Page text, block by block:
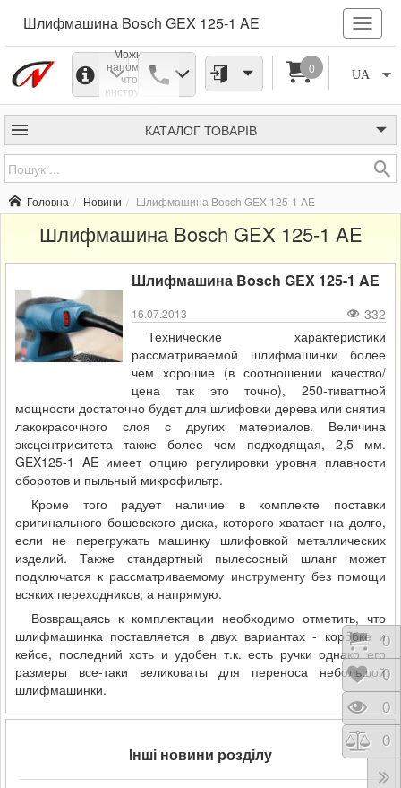
Шлифмашина Bosch GEX 125-1 AE
Можно не
напоминать,
что все
инструменты
"Bosch"
являются
одними из
самих удобных
и надежных, не
шлифовальная
GEX125-1 AE,
уже успевшая
полюбиться
людям
строительным
и ремонтным
делом.
UA
0
КАТАЛОГ ТОВАРІВ
Головна Новини Шлифмашина Bosch GEX 125-1 AE
Шлифмашина Bosch GEX 125-1 AE
Шлифмашина Bosch GEX 125-1 AE
16.07.2013
332
Технические характеристики
рассматриваемой шлифмашинки более
чем хорошие (в соотношении качество/
цена так это точно), 250-тиваттной
мощности достаточно будет для шлифовки дерева или снятия
лакокрасочного слоя с других материалов. Величина
эксцентриситета также более чем подходящая, 2,5 мм.
GEX125-1 AE имеет опцию регулировки уровня плавности
оборотов и пыльный микрофильтр.
Кроме того радует наличие в комплекте поставки
оригинального бошевского диска, которого хватает на долго,
если не перегружать машинку шлифовкой металлических
изделий. Также стандартный пылесосный шланг может
подключатся к рассматриваемому инструментубез помощи
всяких переходников, а напрямую.
Возвращаясь к комплектации необходимо отметить, что
шлифмашинка поставляется в двух вариантах - коробке и
кейсе, последний хоть и удобен т.к. есть ручки однако его
размеры все-таки великоваты для переноса небольшой
шлифмашинки.
Інші новини розділу
0
0
0
0